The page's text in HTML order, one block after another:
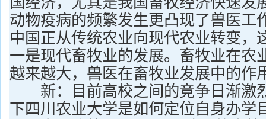
动物疫病的频繁发生更凸现了兽医工
中国正从传统农业向现代农业转变，
一是现代畜牧业的发展。畜牧业在农
越来越大，兽医在畜牧业发展中的作
新：目前高校之间的竞争日渐激
下四川农业大学是如何定位自身办学